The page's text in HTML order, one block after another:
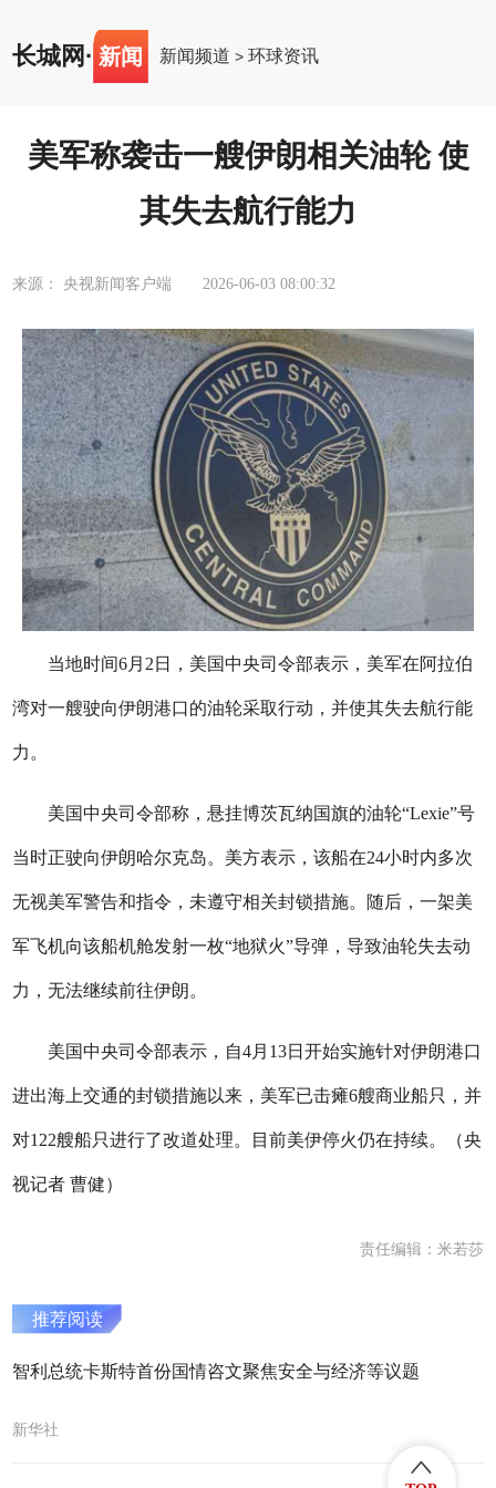
长城网 · 新闻 新闻频道 >环球资讯
美军称袭击一艘伊朗相关油轮 使
其失去航行能力
来源： 央视新闻客户端 2026-06-03 08:00:32
当地时间6月2日，美国中央司令部表示，美军在阿拉伯
湾对一艘驶向伊朗港口的油轮采取行动，并使其失去航行能
力。
美国中央司令部称，悬挂博茨瓦纳国旗的油轮“Lexie”号
当时正驶向伊朗哈尔克岛。美方表示，该船在24小时内多次
无视美军警告和指令，未遵守相关封锁措施。随后，一架美
军飞机向该船机舱发射一枚“地狱火”导弹，导致油轮失去动
力，无法继续前往伊朗。
美国中央司令部表示，自4月13日开始实施针对伊朗港口
进出海上交通的封锁措施以来，美军已击瘫6艘商业船只，并
对122艘船只进行了改道处理。目前美伊停火仍在持续。（央
视记者 曹健）
责任编辑：米若莎
推荐阅读
智利总统卡斯特首份国情咨文聚焦安全与经济等议题
新华社